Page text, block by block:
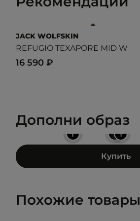
JACK WOLFSKIN
REFUGIO TEXAPORE MID W
16 590 ₽
Дополни образ
+
+ +
Купить
Похожие товары